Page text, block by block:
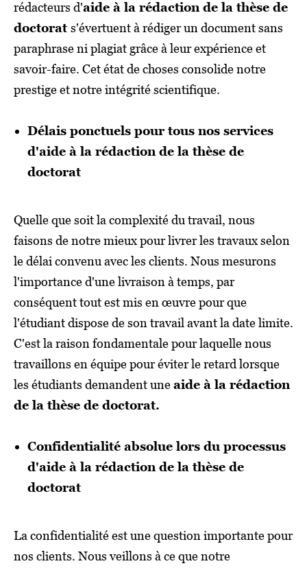
rédacteurs d'aide à la rédaction de la thèse de
doctorat s'évertuent à rédiger un document sans
paraphrase ni plagiat grâce à leur expérience et
savoir-faire. Cet état de choses consolide notre
prestige et notre intégrité scientifique.
Délais ponctuels pour tous nos services
d'aide à la rédaction de la thèse de
doctorat
Quelle que soit la complexité du travail, nous
faisons de notre mieux pour livrer les travaux selon
le délai convenu avec les clients. Nous mesurons
l'importance d'une livraison à temps, par
conséquent tout est mis en œuvre pour que
l'étudiant dispose de son travail avant la date limite.
C'est la raison fondamentale pour laquelle nous
travaillons en équipe pour éviter le retard lorsque
les étudiants demandent uneaide à la rédaction
de la thèse de doctorat.
Confidentialité absolue lors du processus
d'aide à la rédaction de la thèse de
doctorat
La confidentialité est une question importante pour
nos clients. Nous veillons à ce que notre